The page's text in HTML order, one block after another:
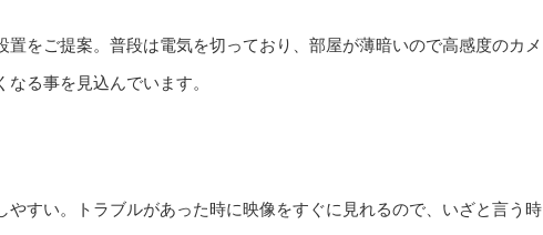
をご提案。普段は電気を切っており、部屋が薄暗いので高感度のカメ
る事を見込んでいます。
すい。トラブルがあった時に映像をすぐに見れるので、いざと言う時